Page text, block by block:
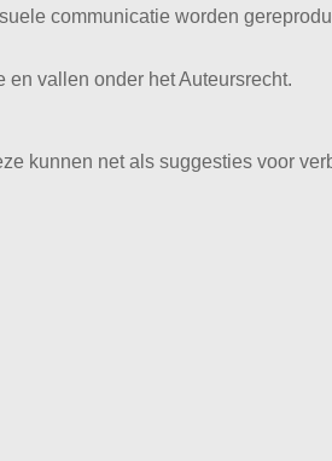
communicatie worden
vallen onder het Auteursrecht.
kunnen net als suggesties voor